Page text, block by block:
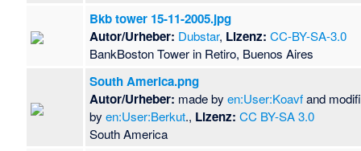
Bkb tower 15-11-2005.jpg
Autor/Urheber: Dubstar, Lizenz: CC-BY-SA-3.0
BankBoston Tower in Retiro, Buenos Aires
South America.png
Autor/Urheber: made byen:User:Koavfand
byen:User:Berkut., Lizenz: CC BY-SA 3.0
South America